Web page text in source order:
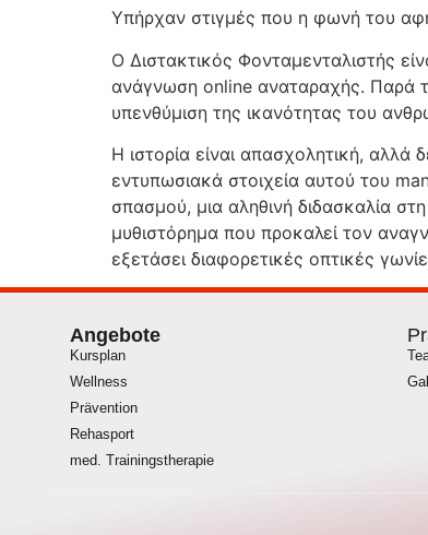
Υπήρχαν στιγμές που η φωνή του
Ο Διστακτικός Φονταμενταλιστής
ανάγνωση online αναταραχής. Παρά
υπενθύμιση της ικανότητας του
Η ιστορία είναι απασχολητική,
εντυπωσιακά στοιχεία αυτού του
σπασμού, μια αληθινή διδασκαλία
μυθιστόρημα που προκαλεί τον
εξετάσει διαφορετικές οπτικές
Angebote
Kursplan
Wellness
Prävention
Rehasport
med. Trainingstherapie